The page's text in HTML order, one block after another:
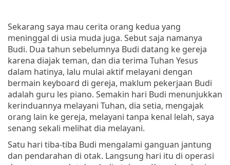
Sekarang saya mau cerita orang kedua yang
meninggal di usia muda juga. Sebut saja namanya
Budi. Dua tahun sebelumnya Budi datang ke gereja
karena diajak teman, dan dia terima Tuhan Yesus
dalam hatinya, lalu mulai aktif melayani dengan
bermain keyboard di gereja, maklum pekerjaan Budi
adalah guru les piano. Semakin hari Budi menunjukkan
kerinduannya melayani Tuhan, dia setia, mengajak
orang lain ke gereja, melayani tanpa kenal lelah, saya
senang sekali melihat dia melayani.
Satu hari tiba-tiba Budi mengalami ganguan jantung
dan pendarahan di otak. Langsung hari itu di operasi